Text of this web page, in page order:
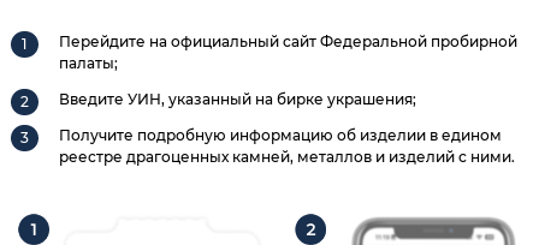
Перейдите на официальный сайт Федеральной пробирной
палаты;
Введите УИН, указанный на бирке украшения;
Получите подробную информацию об изделии в едином
реестре драгоценных камней, металлов и изделий с ними.